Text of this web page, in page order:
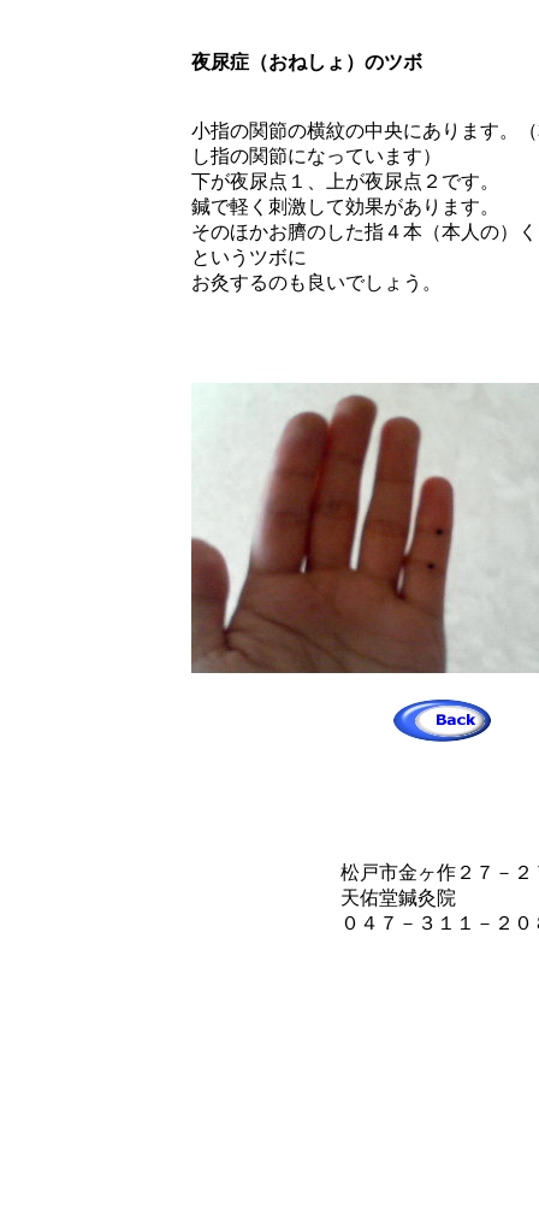
夜尿症（おねしょ）のツボ
小指の関節の横紋の中央にあります。
し指の関節になっています）
下が夜尿点１、上が夜尿点２です。
鍼で軽く刺激して効果があります。
そのほかお臍のした指４本（本人の）
というツボに
お灸するのも良いでしょう。
松戸市金ヶ作２７－２
天佑堂鍼灸院
０４７－３１１－２０